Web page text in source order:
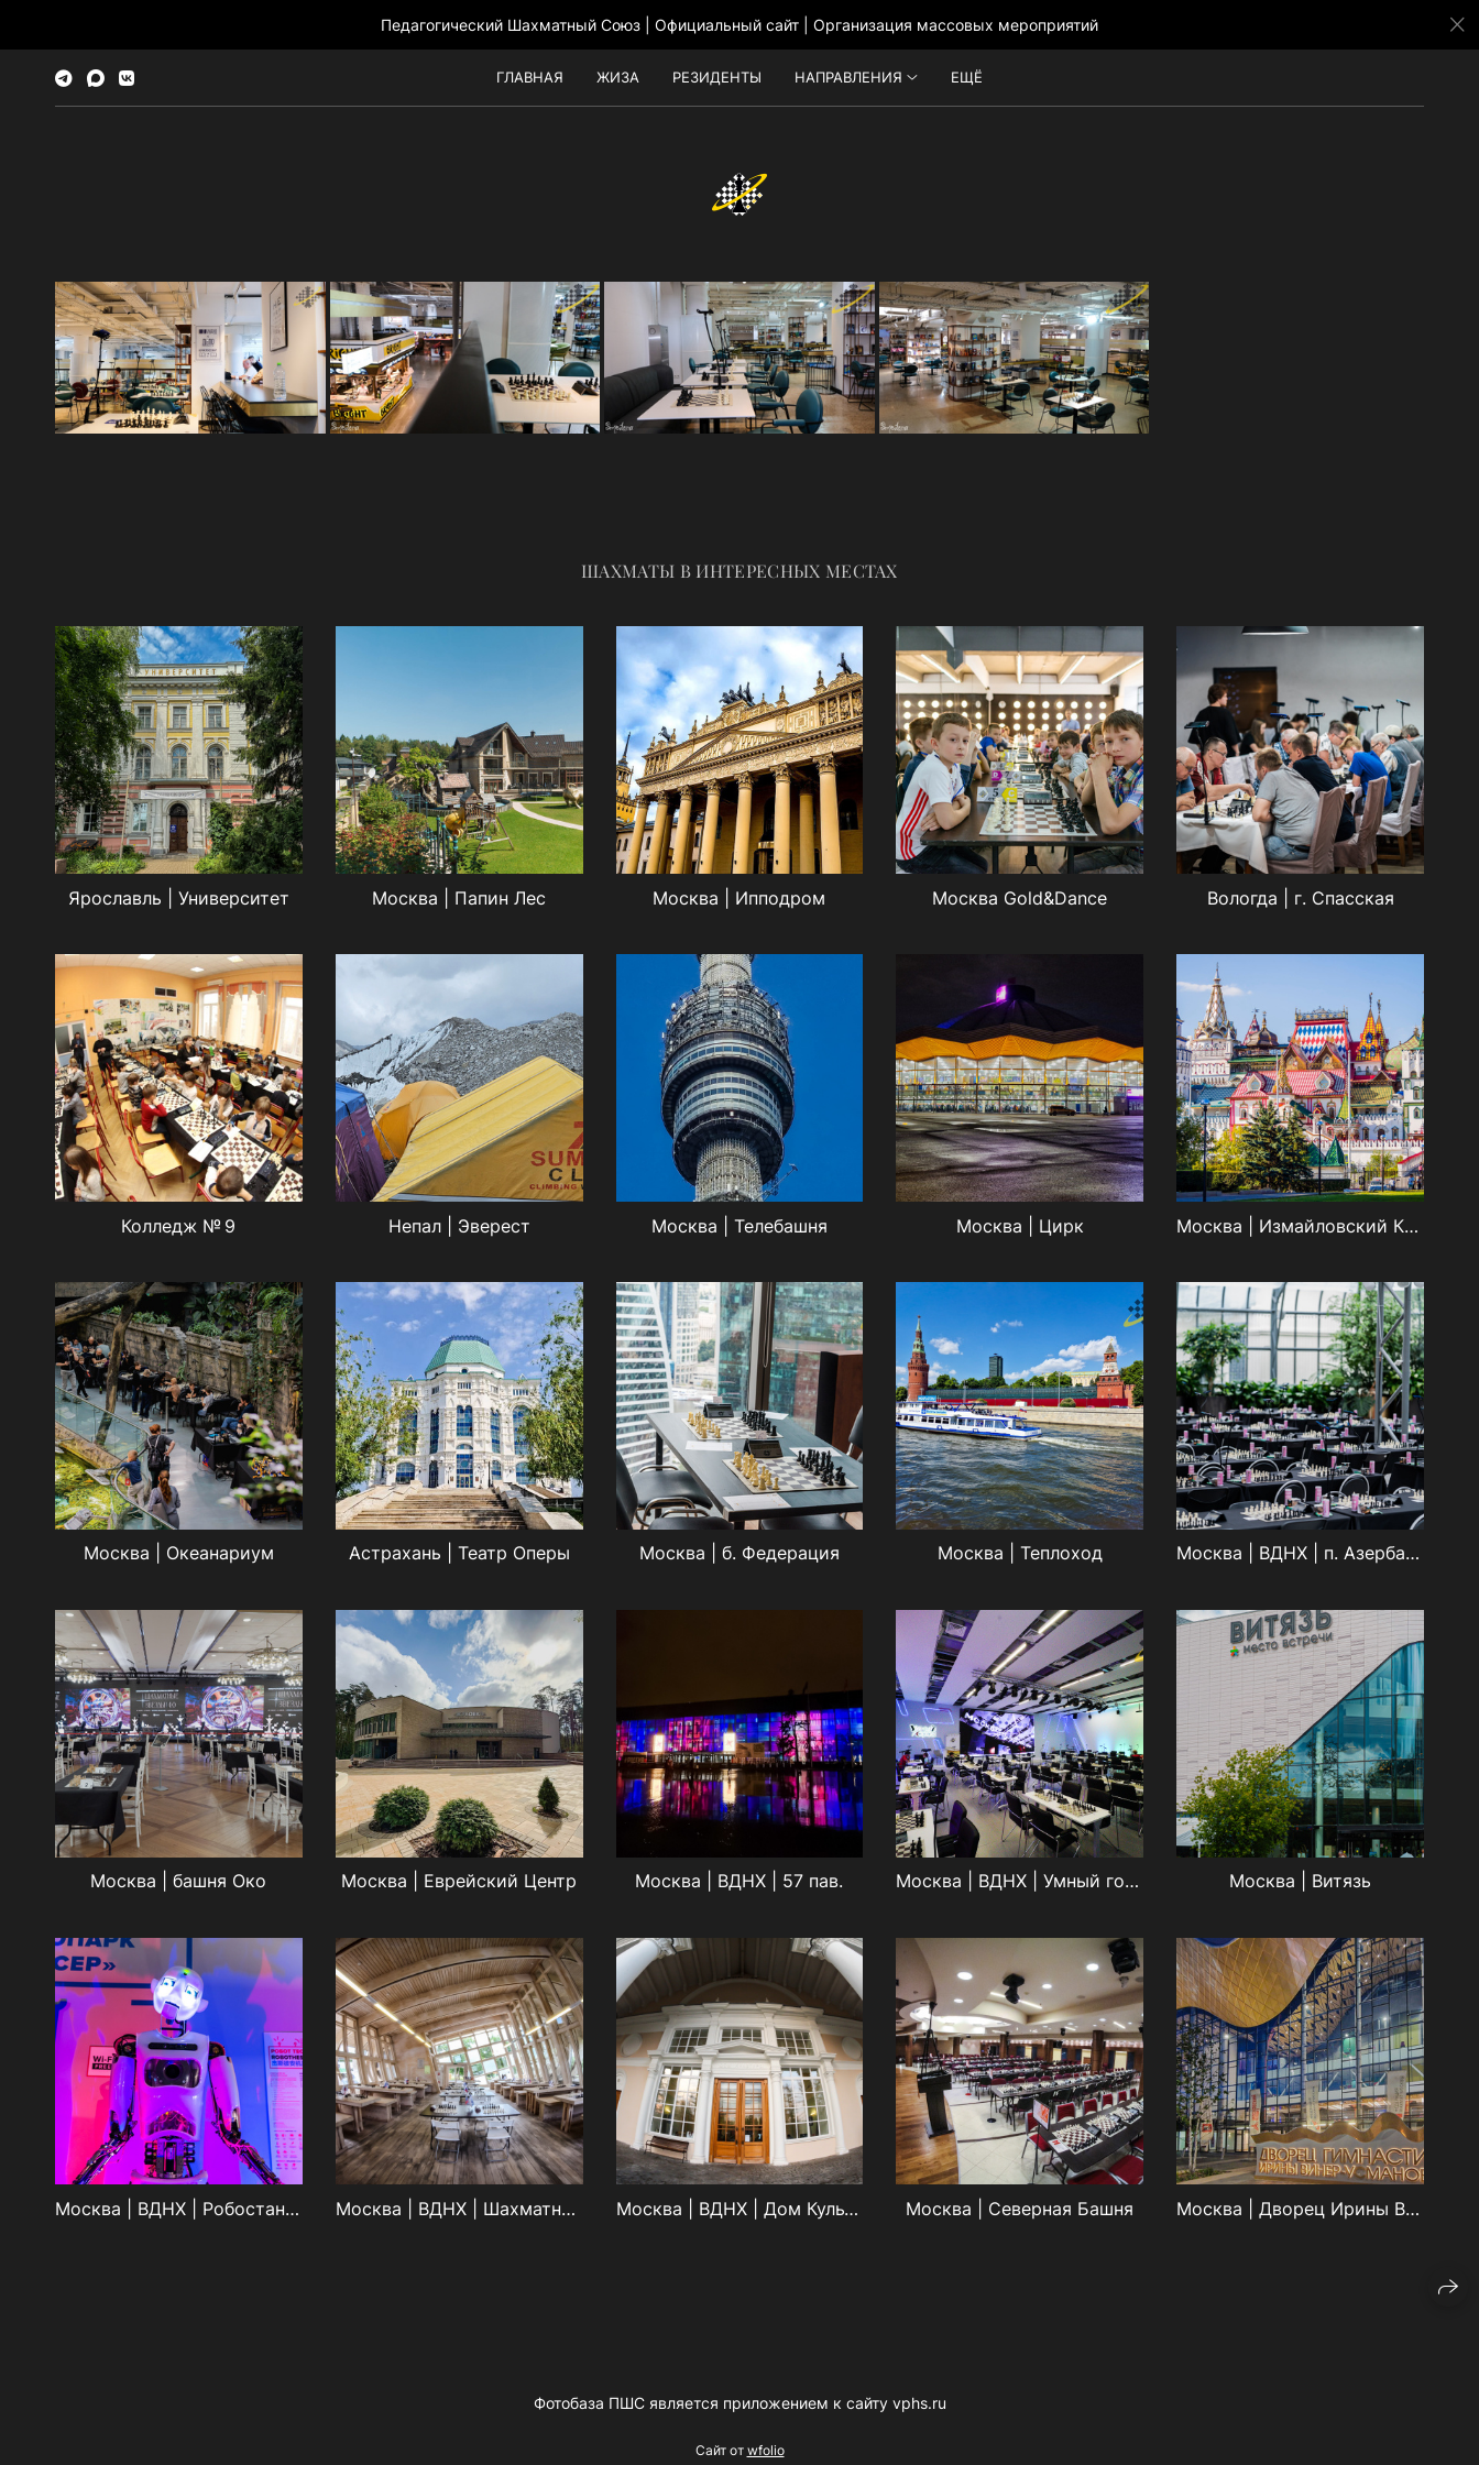
ГЛАВНАЯ ЖИЗА РЕЗИДЕНТЫ НАПРАВЛЕНИЯ ЕЩЁ
ШАХМАТЫ В ИНТЕРЕСНЫХ МЕСТАХ
Ярославль | Университет Москва | Папин Лес Москва | Ипподром Москва Gold&Dance Вологда | г. Спасская
Колледж № 9 Непал | Эверест Москва | Телебашня Москва | Цирк Москва | Измайловский Кремль
Москва | Океанариум Астрахань | Театр Оперы Москва | б. Федерация Москва | Теплоход Москва | ВДНХ | п. Азербайджан
Москва | башня Око Москва | Еврейский Центр Москва | ВДНХ | 57 пав. Москва | ВДНХ | Умный город Москва | Витязь
Москва | ВДНХ | Робостанция Москва | ВДНХ | Шахматный пав. Москва | ВДНХ | Дом Культуры Москва | Северная Башня Москва | Дворец Ирины Виннер
Фотобаза ПШС является приложением к сайту vphs.ru
Сайт от wfolio
Педагогический Шахматный Союз | Официальный сайт | Организация массовых мероприятий